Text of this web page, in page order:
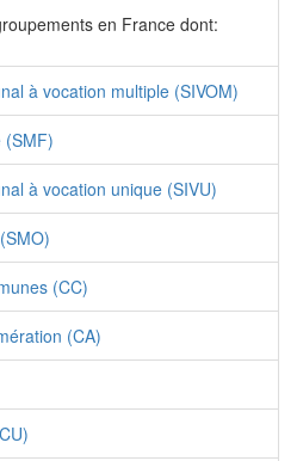
en France dont:
à vocation multiple (SIVOM)
(SMF)
à vocation unique (SIVU)
(CC)
(CA)